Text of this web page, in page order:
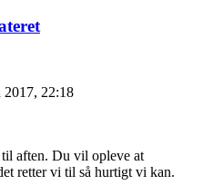
2017, 22:18
aften. Du vil opleve at
retter vi til så hurtigt vi kan.